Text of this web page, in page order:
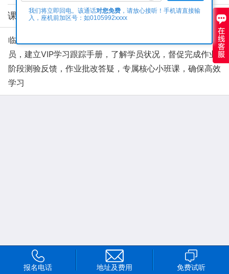
课程视频
临汾考研线上班辅导机构专业的课程服务：针对每位报班学
员，建立VIP学习跟踪手册，了解学员状况，督促完成作业
阶段测验反馈，作业批改答疑，专属核心小班课，确保高效
学习
我们将立即回电。该通话对您免费，请放心接听！手机请直接输
入，座机前加区号：如0105992xxxx
报名电话 地址及费用 免费试听